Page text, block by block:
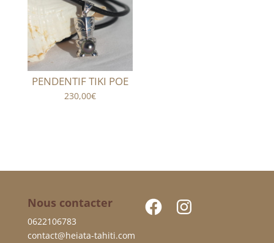
PENDENTIF TIKI POE
230,00€
Nous contacter
0622106783
contact@heiata-tahiti.com
FacebookInstagram